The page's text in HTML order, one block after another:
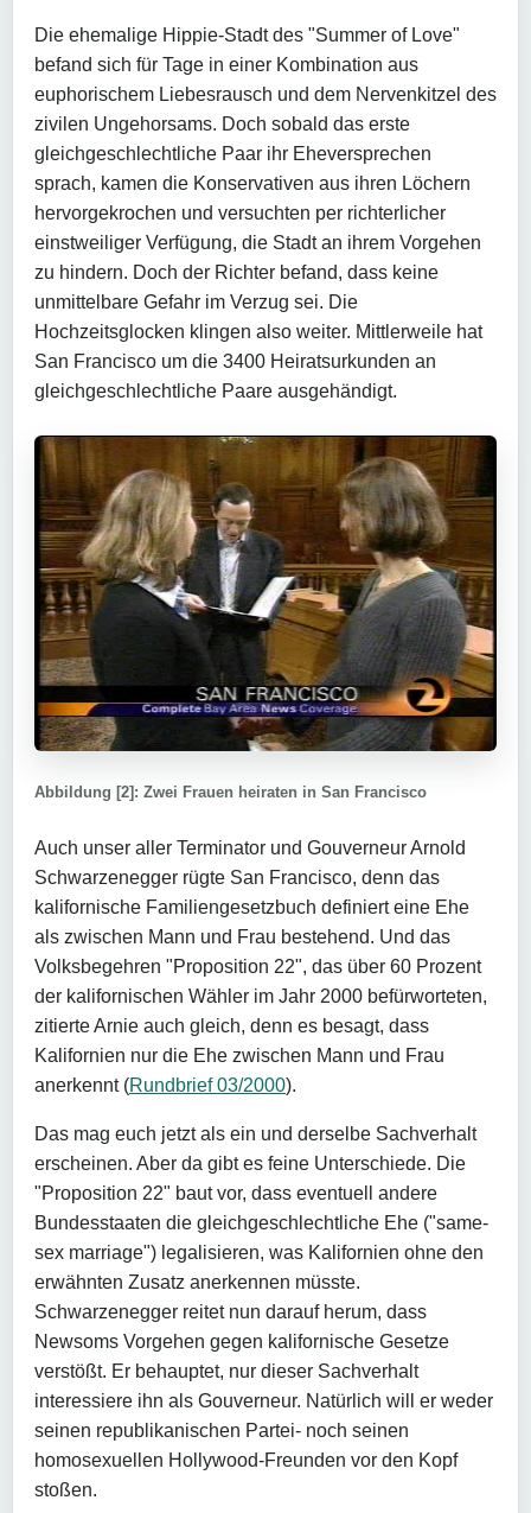
Die ehemalige Hippie-Stadt des "Summer of Love"
befand sich für Tage in einer Kombination aus
euphorischem Liebesrausch und dem Nervenkitzel des
zivilen Ungehorsams. Doch sobald das erste
gleichgeschlechtliche Paar ihr Eheversprechen
sprach, kamen die Konservativen aus ihren Löchern
hervorgekrochen und versuchten per richterlicher
einstweiliger Verfügung, die Stadt an ihrem Vorgehen
zu hindern. Doch der Richter befand, dass keine
unmittelbare Gefahr im Verzug sei. Die
Hochzeitsglocken klingen also weiter. Mittlerweile hat
San Francisco um die 3400 Heiratsurkunden an
gleichgeschlechtliche Paare ausgehändigt.
Abbildung [2]: Zwei Frauen heiraten in San Francisco
Auch unser aller Terminator und Gouverneur Arnold
Schwarzenegger rügte San Francisco, denn das
kalifornische Familiengesetzbuch definiert eine Ehe
als zwischen Mann und Frau bestehend. Und das
Volksbegehren "Proposition 22", das über 60 Prozent
der kalifornischen Wähler im Jahr 2000 befürworteten,
zitierte Arnie auch gleich, denn es besagt, dass
Kalifornien nur die Ehe zwischen Mann und Frau
anerkennt (Rundbrief 03/2000).
Das mag euch jetzt als ein und derselbe Sachverhalt
erscheinen. Aber da gibt es feine Unterschiede. Die
"Proposition 22" baut vor, dass eventuell andere
Bundesstaaten die gleichgeschlechtliche Ehe ("same-
sex marriage") legalisieren, was Kalifornien ohne den
erwähnten Zusatz anerkennen müsste.
Schwarzenegger reitet nun darauf herum, dass
Newsoms Vorgehen gegen kalifornische Gesetze
verstößt. Er behauptet, nur dieser Sachverhalt
interessiere ihn als Gouverneur. Natürlich will er weder
seinen republikanischen Partei- noch seinen
homosexuellen Hollywood-Freunden vor den Kopf
stoßen.